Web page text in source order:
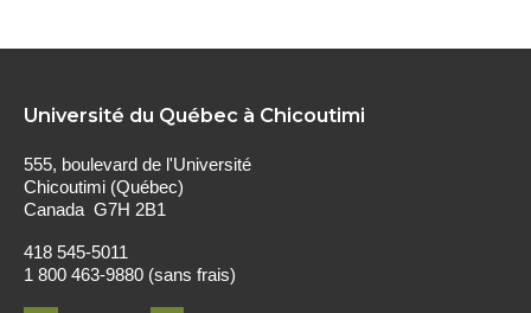
Université du Québec à Chicoutimi
555, boulevard de l'Université
Chicoutimi (Québec)
Canada G7H 2B1
418 545-5011
1 800 463-9880 (sans frais)